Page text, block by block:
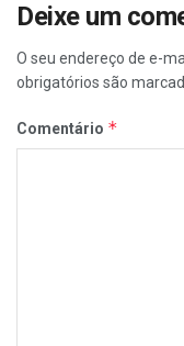
Deixe um
O seu endereço de e-
obrigatórios são
Comentário *